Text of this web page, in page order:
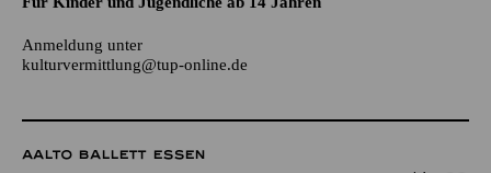
Für Kinder und Jugendliche ab 14 Jahren